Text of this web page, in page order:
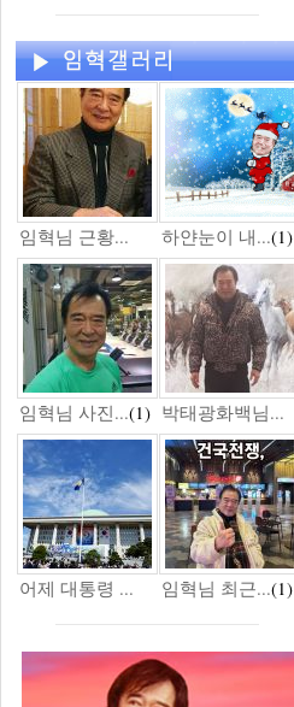
임혁님 근황... 하얀눈이 내...(1)
임혁님 사진...(1) 박태광화백님...
어제 대통령 ... 임혁님 최근...(1)